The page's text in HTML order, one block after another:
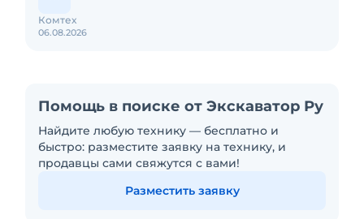
06.08.2026
Комтех
Помощь в поиске от Экскаватор Ру
Найдите любую технику — бесплатно и
быстро: разместите заявку на технику, и
продавцы сами свяжутся с вами!
Разместить заявку